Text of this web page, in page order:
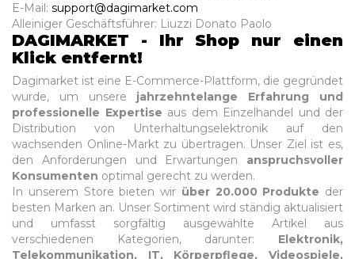
E-Mail: support@dagimarket.com
Alleiniger Geschäftsführer: Liuzzi Donato Paolo
DAGIMARKET - Ihr Shop nur einen
Klick entfernt!
Dagimarket ist eine E-Commerce-Plattform, die gegründet
wurde, um unsere jahrzehntelange Erfahrung und
professionelle Expertise aus dem Einzelhandel und der
Distribution von Unterhaltungselektronik auf den
wachsenden Online-Markt zu übertragen. Unser Ziel ist es,
den Anforderungen und Erwartungen anspruchsvoller
Konsumenten optimal gerecht zu werden.
In unserem Store bieten wir über 20.000 Produkte der
besten Marken an. Unser Sortiment wird ständig aktualisiert
und umfasst sorgfältig ausgewählte Artikel aus
verschiedenen Kategorien, darunter: Elektronik,
Telekommunikation, IT, Körperpflege, Videospiele,